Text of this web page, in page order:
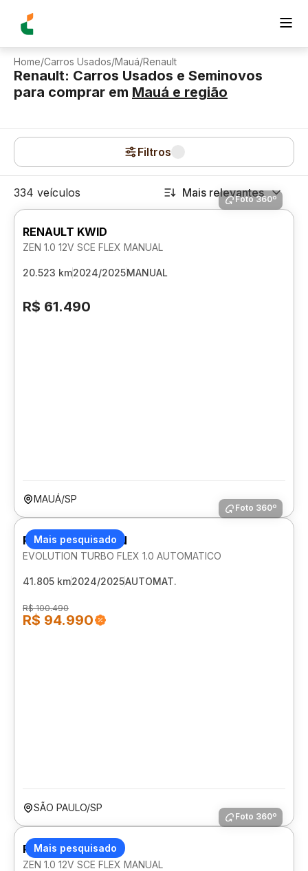
Home/Carros Usados/Mauá/Renault
Renault: Carros Usados e Seminovos
para comprar em Mauá e região
Filtros
334 veículos Mais relevantes
Foto 360º
RENAULT KWID
ZEN 1.0 12V SCE FLEX MANUAL
20.523 km2024/2025MANUAL
R$ 61.490
MAUÁ/SP
Mais pesquisado
Foto 360º
RENAULT KARDIAN
EVOLUTION TURBO FLEX 1.0 AUTOMATICO
41.805 km2024/2025AUTOMAT.
R$ 100.490
R$ 94.990
SÃO PAULO/SP
Mais pesquisado
Foto 360º
RENAULT KWID
ZEN 1.0 12V SCE FLEX MANUAL